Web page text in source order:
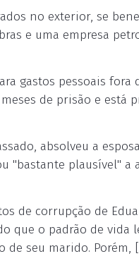
no exterior, se
e uma empresa
gastos pessoais fora
de prisão e está
absolveu a
"bastante plausível" a
de corrupção de
que o padrão de vida
de seu marido. Porém,